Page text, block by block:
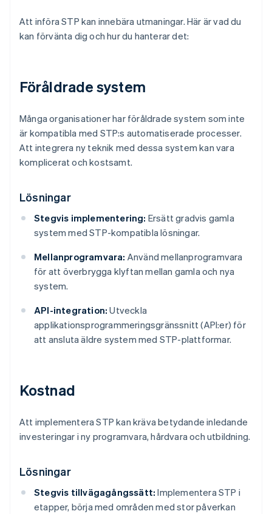
Att införa STP kan innebära utmaningar. Här är vad du
kan förvänta dig och hur du hanterar det:
Föråldrade system
Många organisationer har föråldrade system som inte
är kompatibla med STP:s automatiserade processer.
Att integrera ny teknik med dessa system kan vara
komplicerat och kostsamt.
Lösningar
Stegvis implementering: Ersätt gradvis gamla
system med STP-kompatibla lösningar.
Mellanprogramvara: Använd mellanprogramvara
för att överbrygga klyftan mellan gamla och nya
system.
API-integration: Utveckla
applikationsprogrammeringsgränssnitt (API:er) för
att ansluta äldre system med STP-plattformar.
Kostnad
Att implementera STP kan kräva betydande inledande
investeringar i ny programvara, hårdvara och utbildning.
Lösningar
Stegvis tillvägagångssätt: Implementera STP i
etapper, börja med områden med stor påverkan